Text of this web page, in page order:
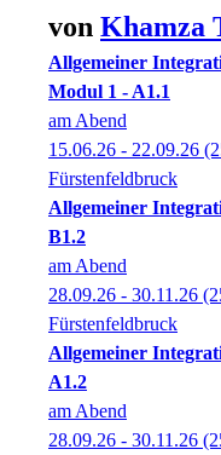
von Khamza
Allgemeiner
Modul 1 - A1.1
am Abend
15.06.26 - 22.09.26
Fürstenfeldbruck
Allgemeiner
B1.2
am Abend
28.09.26 - 30.11.26
Fürstenfeldbruck
Allgemeiner
A1.2
am Abend
28.09.26 - 30.11.26